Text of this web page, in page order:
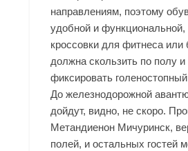
направлениям, поэтому
удобной и функциональной,
кроссовки для фитнеса или
должна скользить по полу
фиксировать
До железнодорожной
дойдут, видно, не скоро.
Метандиенон Мичуринск,
полей, и остальных гостей